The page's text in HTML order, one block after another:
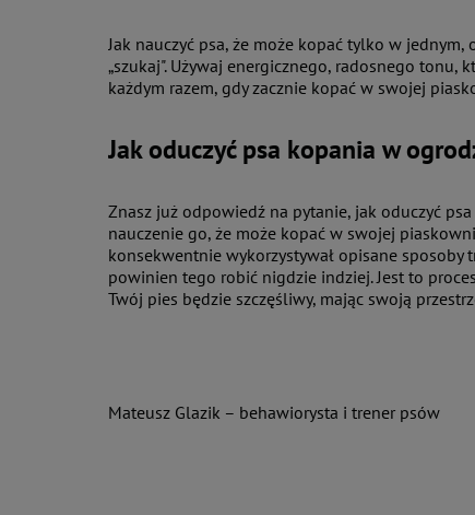
Jak nauczyć psa, że może kopać tylko w
„szukaj". Używaj energicznego, radosnego tonu,
każdym razem, gdy zacznie kopać w swojej
Jak oduczyć psa kopania w
Znasz już odpowiedź na pytanie, jak oduczyć
nauczenie go, że może kopać w swojej
konsekwentnie wykorzystywał opisane sposoby
powinien tego robić nigdzie indziej. Jest to
Twój pies będzie szczęśliwy, mając swoją
Mateusz Glazik – behawiorysta i trener psów